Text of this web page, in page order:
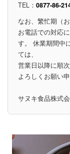
TEL： 0877-86-
なお、繁忙期（
お電話での対応
す。 休業期間中
ては、
営業日以降に順
よろしくお願い申
サヌキ食品株式